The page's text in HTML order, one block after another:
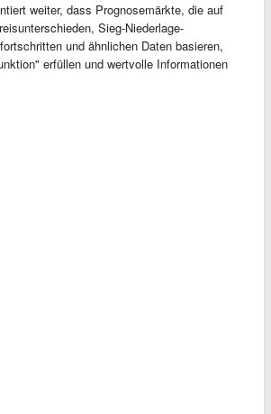
weiter, dass Prognosemärkte, die auf
Sieg-Niederlage-
und ähnlichen Daten basieren,
erfüllen und wertvolle Informationen